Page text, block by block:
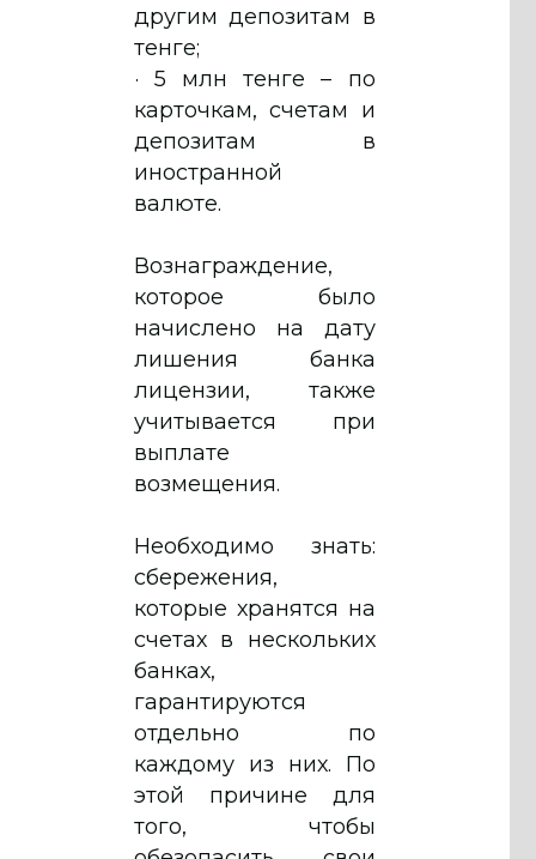
другим депозитам в
тенге;
· 5 млн тенге – по
карточкам, счетам и
депозитам в
иностранной
валюте.
Вознаграждение,
которое было
начислено на дату
лишения банка
лицензии, также
учитывается при
выплате
возмещения.
Необходимо знать:
сбережения,
которые хранятся на
счетах в нескольких
банках,
гарантируются
отдельно по
каждому из них. По
этой причине для
того, чтобы